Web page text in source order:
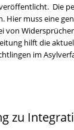
Die
Hier muss eine
von
hilft die
im
zu